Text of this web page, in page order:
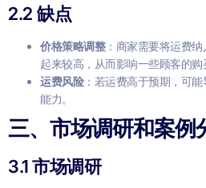
2.2 缺点
价格策略调整：商家需要将运费
起来较高，从而影响一些顾客的购
运费风险：若运费高于预期，可
能力。
三、市场调研和案例
3.1 市场调研